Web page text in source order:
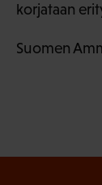
korjataan
Suomen